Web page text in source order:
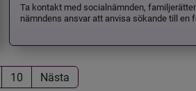
Ta kontakt med socialnämnden,
nämndens ansvar att anvisa sökande till en
10 Nästa